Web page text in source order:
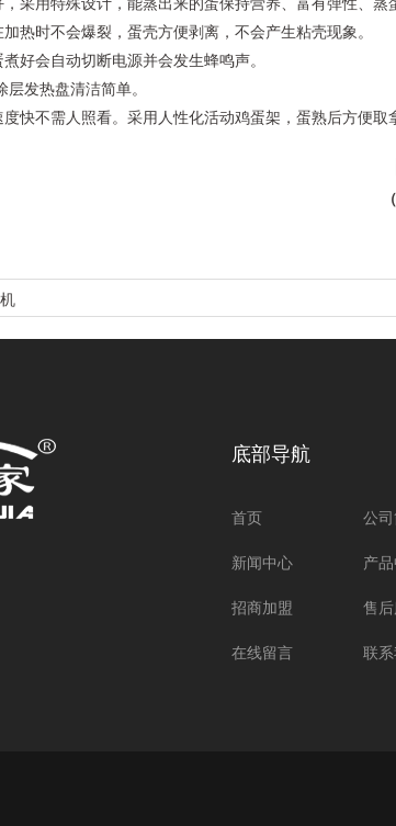
采用特殊设计，能蒸出来的蛋保持营养、富有弹性、蒸
热时不会爆裂，蛋壳方便剥离，不会产生粘壳现象。
好会自动切断电源并会发生蜂鸣声。
层发热盘清洁简单。
快不需人照看。采用人性化活动鸡蛋架，蛋熟后方便取
底部导航
首页 公
新闻中心 产
招商加盟 售
在线留言 联